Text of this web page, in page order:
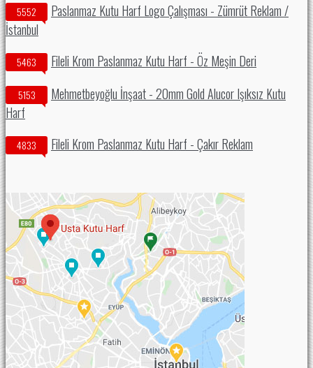
5552
Paslanmaz Kutu Harf Logo Çalışması - Zümrüt Reklam /
İstanbul
5463 Fileli Krom Paslanmaz Kutu Harf - Öz Meşin Deri
5153
Mehmetbeyoğlu İnşaat - 20mm Gold Alucor Işıksız Kutu
Harf
4833 Fileli Krom Paslanmaz Kutu Harf - Çakır Reklam